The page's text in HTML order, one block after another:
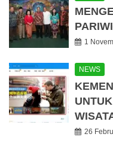
1
NEWS
26